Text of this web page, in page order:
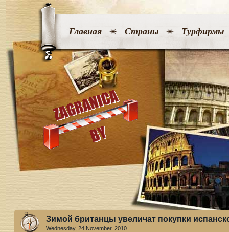
Главная Страны Турфирмы
Зимой британцы увеличат покупки
Wednesday, 24 November. 2010